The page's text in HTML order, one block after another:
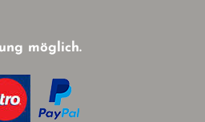
möglich.